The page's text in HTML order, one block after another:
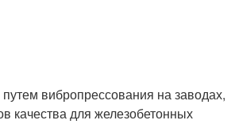
вибропрессования на заводах,
качества для железобетонных